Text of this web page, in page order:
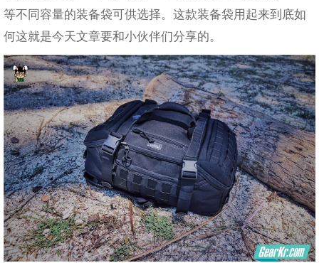
等不同容量的装备袋可供选择。这款装备袋用起来到底如
何这就是今天文章要和小伙伴们分享的。